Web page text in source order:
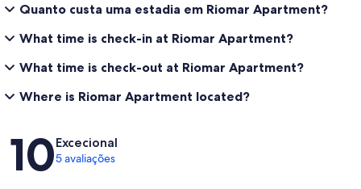
Quanto custa uma estadia em Riomar Apartment?
What time is check-in at Riomar Apartment?
What time is check-out at Riomar Apartment?
Where is Riomar Apartment located?
Avaliações
10Excecional
5 avaliações